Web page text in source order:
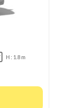
H : 1.8 m